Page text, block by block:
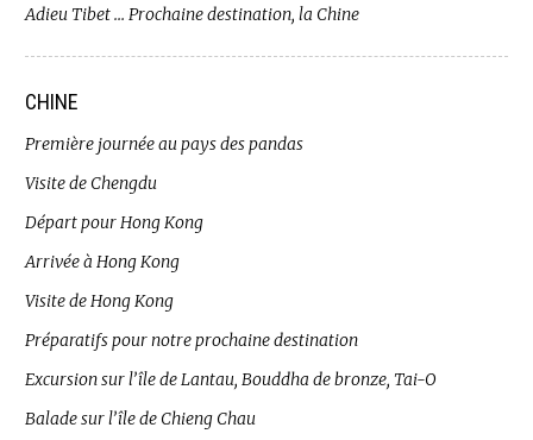
Adieu Tibet … Prochaine destination, la Chine
CHINE
Première journée au pays des pandas
Visite de Chengdu
Départ pour Hong Kong
Arrivée à Hong Kong
Visite de Hong Kong
Préparatifs pour notre prochaine destination
Excursion sur l’île de Lantau, Bouddha de bronze, Tai-O
Balade sur l’île de Chieng Chau